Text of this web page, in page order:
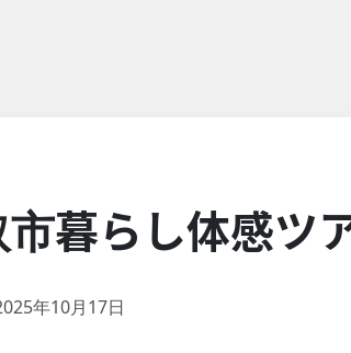
暮らし体感ツ
年10月17日